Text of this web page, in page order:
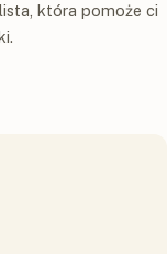
która pomoże ci